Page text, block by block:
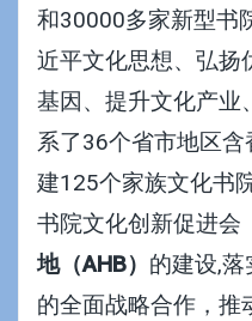
和30000多家新型书
近平文化思想、弘扬
基因、提升文化产业
系了36个省市地区
建125个家族文化书
书院文化创新促进会
地（AHB） 的建设,
的全面战略合作，推